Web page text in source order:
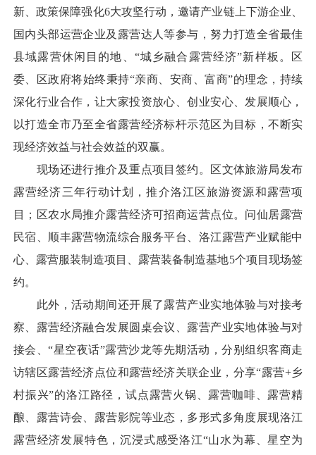
新、政策保障强化6大攻坚行动，邀请产业链上下游企业、
国内头部运营企业及露营达人等参与，努力打造全省最佳
县域露营休闲目的地、“城乡融合露营经济”新样板。区
委、区政府将始终秉持“亲商、安商、富商”的理念，持续
深化行业合作，让大家投资放心、创业安心、发展顺心，
以打造全市乃至全省露营经济标杆示范区为目标，不断实
现经济效益与社会效益的双赢。
现场还进行推介及重点项目签约。区文体旅游局发布
露营经济三年行动计划，推介洛江区旅游资源和露营项
目；区农水局推介露营经济可招商运营点位。问仙居露营
民宿、顺丰露营物流综合服务平台、洛江露营产业赋能中
心、露营服装制造项目、露营装备制造基地5个项目现场签
约。
此外，活动期间还开展了露营产业实地体验与对接考
察、露营经济融合发展圆桌会议、露营产业实地体验与对
接会、“星空夜话”露营沙龙等先期活动，分别组织客商走
访辖区露营经济点位和露营经济关联企业，分享“露营+乡
村振兴”的洛江路径，试点露营火锅、露营咖啡、露营精
酿、露营诗会、露营影院等业态，多形式多角度展现洛江
露营经济发展特色，沉浸式感受洛江“山水为幕、星空为